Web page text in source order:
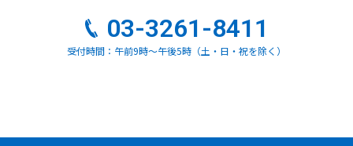
03-3261-8411
受付時間：午前9時～午後5時（土・日・祝を除く）